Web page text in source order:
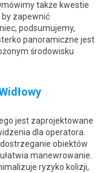
także kwestie
zapewnić
podsumujemy,
panoramiczne jest
środowisku
jest zaprojektowane
dla operatora.
obiektów
manewrowanie.
ryzyko kolizji,